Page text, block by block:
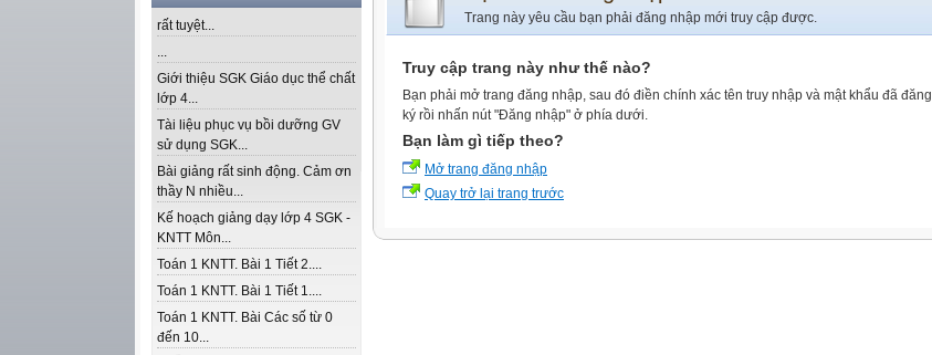
rất tuyệt...
...
Giới thiệu SGK Giáo dục thể chất
lớp 4...
Tài liệu phục vụ bồi dưỡng GV
sử dụng SGK...
Bài giảng rất sinh động. Cảm ơn
thầy N nhiều...
Kế hoạch giảng dạy lớp 4 SGK -
KNTT Môn...
Toán 1 KNTT. Bài 1 Tiết 2....
Toán 1 KNTT. Bài 1 Tiết 1....
Toán 1 KNTT. Bài Các số từ 0
đến 10...
Trang này yêu cầu bạn phải đăng nhập mới truy cập được.
Truy cập trang này như thế nào?
Bạn phải mở trang đăng nhập, sau đó điền chính xác tên truy nhập và mật khẩu đã đăng
ký rồi nhấn nút "Đăng nhập" ở phía dưới.
Bạn làm gì tiếp theo?
Mở trang đăng nhập
Quay trở lại trang trước